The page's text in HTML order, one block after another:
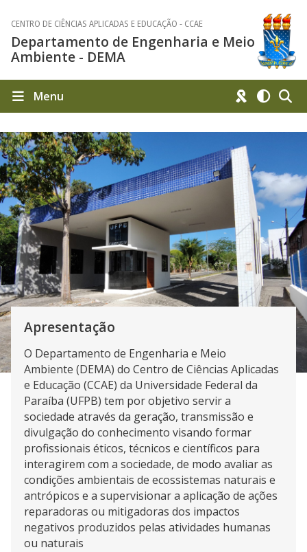
CENTRO DE CIÊNCIAS APLICADAS E EDUCAÇÃO - CCAE
Departamento de Engenharia e Meio
Ambiente - DEMA
Menu
Apresentação
O Departamento de Engenharia e Meio
Ambiente (DEMA) do Centro de Ciências Aplicadas
e Educação (CCAE) da Universidade Federal da
Paraíba (UFPB) tem por objetivo servir a
sociedade através da geração, transmissão e
divulgação do conhecimento visando formar
profissionais éticos, técnicos e científicos para
interagirem com a sociedade, de modo avaliar as
condições ambientais de ecossistemas naturais e
antrópicos e a supervisionar a aplicação de ações
reparadoras ou mitigadoras dos impactos
negativos produzidos pelas atividades humanas
ou naturais